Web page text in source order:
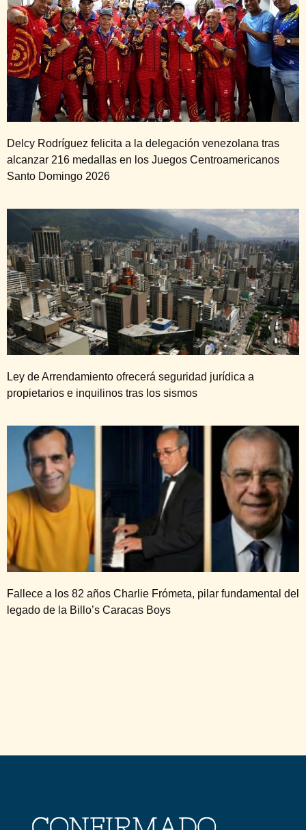
Delcy Rodríguez felicita a la delegación venezolana tras
alcanzar 216 medallas en los Juegos Centroamericanos
Santo Domingo 2026
Ley de Arrendamiento ofrecerá seguridad jurídica a
propietarios e inquilinos tras los sismos
Fallece a los 82 años Charlie Frómeta, pilar fundamental del
legado de la Billo’s Caracas Boys